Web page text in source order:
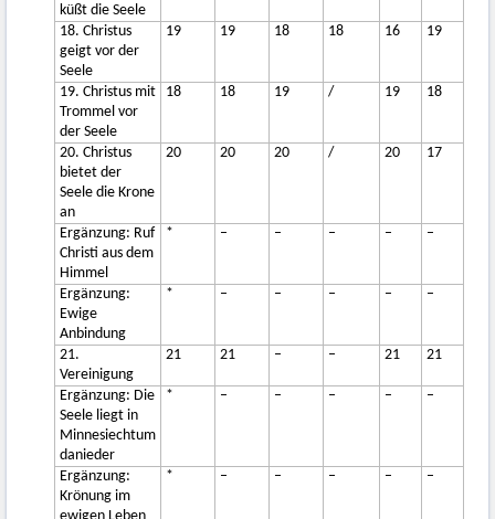
küßt die Seele
18. Christus
geigt vor der
Seele
19 19 18 18 16 19
19. Christus mit
Trommel vor
der Seele
18 18 19 / 19 18
20. Christus
bietet der
Seele die Krone
an
20 20 20 / 20 17
Ergänzung: Ruf
Christi aus dem
Himmel
* – – – – –
Ergänzung:
Ewige
Anbindung
* – – – – –
21.
Vereinigung
21 21 – – 21 21
Ergänzung: Die
Seele liegt in
Minnesiechtum
danieder
* – – – – –
Ergänzung:
Krönung im
* – – – – –